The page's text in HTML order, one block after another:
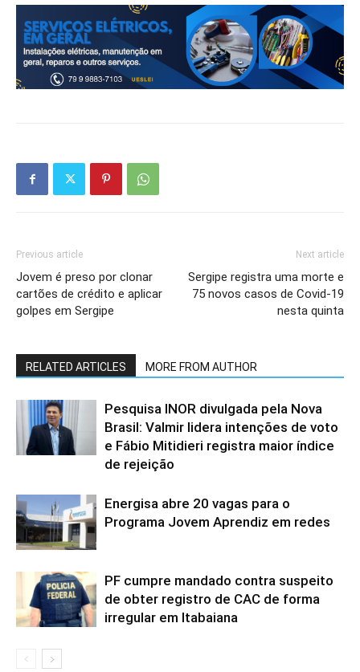
Previous article
Jovem é preso por clonar
cartões de crédito e aplicar
golpes em Sergipe
Next article
Sergipe registra uma morte e
75 novos casos de Covid-19
nesta quinta
RELATED ARTICLES MORE FROM AUTHOR
Pesquisa INOR divulgada pela Nova
Brasil: Valmir lidera intenções de voto
e Fábio Mitidieri registra maior índice
de rejeição
Energisa abre 20 vagas para o
Programa Jovem Aprendiz em redes
PF cumpre mandado contra suspeito
de obter registro de CAC de forma
irregular em Itabaiana